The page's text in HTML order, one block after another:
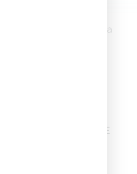
ed erogare
prodotto sulla spazzola
PER
SCIACQUARLI CON
sui
può essere
o solo sulle zone
DELL’APPLICAZIONE
DOTAZIONE CON